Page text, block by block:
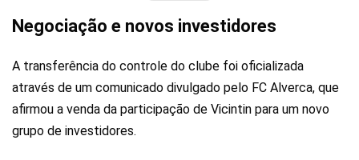
Negociação e novos investidores
A transferência do controle do clube foi oficializada
através de um comunicado divulgado pelo FC Alverca, que
afirmou a venda da participação de Vicintin para um novo
grupo de investidores.